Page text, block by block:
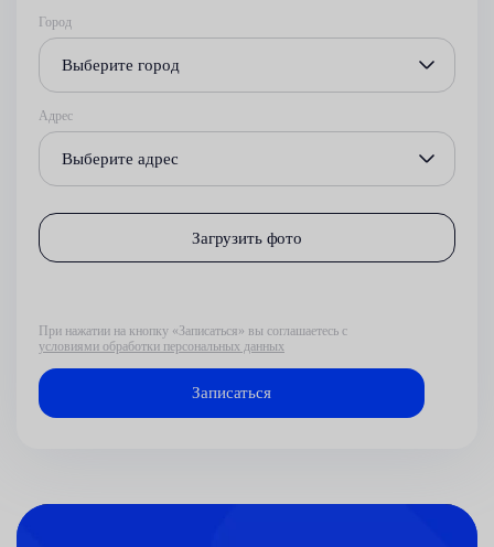
Город
Выберите город
Адрес
Выберите адрес
Загрузить фото
При нажатии на кнопку «Записаться» вы соглашаетесь с
условиями обработки персональных данных